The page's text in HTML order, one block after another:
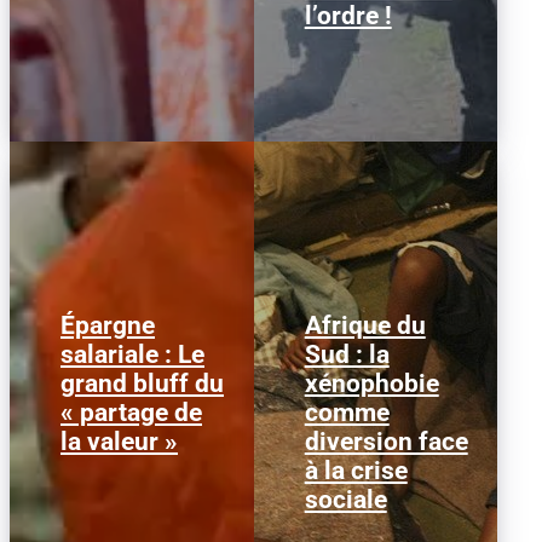
l’ordre !
Épargne
salariale : Le
grand bluff du
« partage de
la valeur »
Alors que l'inflation et la
course aux profits
écrasent le pouvoir
d’achat, la loi « partage
de la...
Afrique du
Sud : la
xénophobie
comme
diversion face
à la crise
sociale
© HCR/ James Oatway
L’Afrique du Sud est
entrée dans une
séquence dangereuse.
Des groupes...